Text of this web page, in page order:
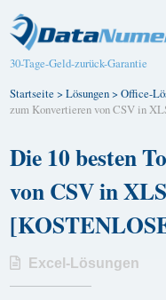
30-Tage-Geld-zurück-Garantie
Startseite >Lösungen>Office-
zum Konvertieren von CSV in
Die 10 besten
von CSV in
Excel-Lösungen